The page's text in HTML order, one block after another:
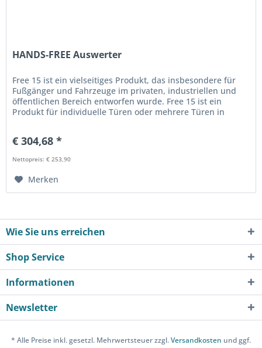
HANDS-FREE Auswerter
Free 15 ist ein vielseitiges Produkt, das insbesondere für
Fußgänger und Fahrzeuge im privaten, industriellen und
öffentlichen Bereich entworfen wurde. Free 15 ist ein
Produkt für individuelle Türen oder mehrere Türen in
€ 304,68 *
Nettopreis: € 253,90
Merken
Wie Sie uns erreichen
Shop Service
Informationen
Newsletter
* Alle Preise inkl. gesetzl. Mehrwertsteuer zzgl.Versandkosten und ggf.